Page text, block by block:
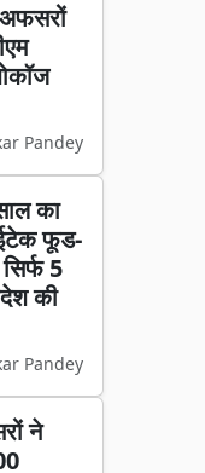
Pandey
का
फूड-
5
की
Pandey
ने